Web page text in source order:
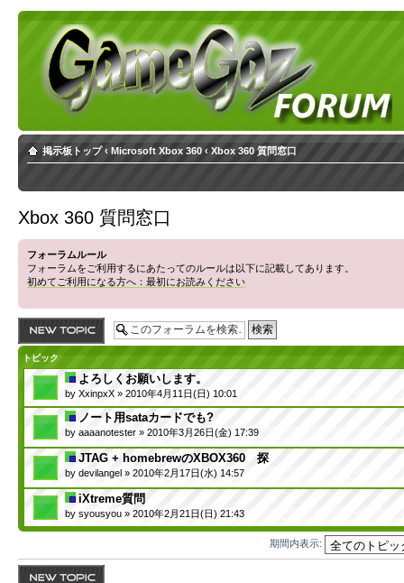
掲示板トップ ‹ Microsoft Xbox 360 ‹ Xbox 360 質問窓口
Xbox 360 質問窓口
フォーラムルール
フォーラムをご利用するにあたってのルールは以下に記載してあります。
初めてご利用になる方へ：最初にお読みください
トピック
よろしくお願いします。
by XxinpxX » 2010年4月11日(日) 10:01
ノート用sataカードでも?
by aaaanotester » 2010年3月26日(金) 17:39
JTAG + homebrewのXBOX360 探
by devilangel » 2010年2月17日(水) 14:57
iXtreme質問
by syousyou » 2010年2月21日(日) 21:43
期間内表示: